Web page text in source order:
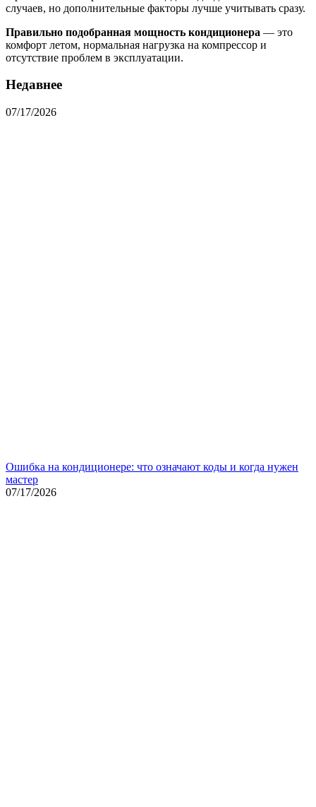
случаев, но дополнительные факторы лучше учитывать сразу.
Правильно подобранная мощность кондиционера — это
комфорт летом, нормальная нагрузка на компрессор и
отсутствие проблем в эксплуатации.
Недавнее
07/17/2026
Ошибка на кондиционере: что означают коды и когда нужен
мастер
07/17/2026